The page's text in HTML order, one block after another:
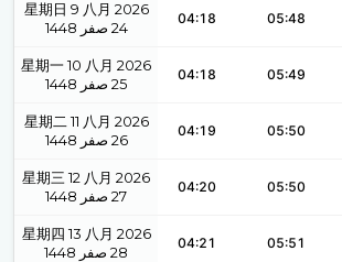
星期日 9 八月 2026
1448 صفر 24
04:18 05:48
星期一 10 八月 2026
1448 صفر 25
04:18 05:49
星期二 11 八月 2026
1448 صفر 26
04:19 05:50
星期三 12 八月 2026
1448 صفر 27
04:20 05:50
星期四 13 八月 2026
1448 صفر 28
04:21 05:51